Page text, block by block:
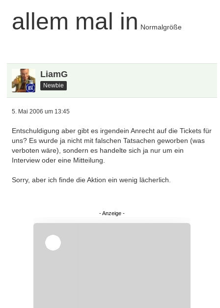
allem mal in Normalgröße
LiamG
Newbie
5. Mai 2006 um 13:45
Entschuldigung aber gibt es irgendein Anrecht auf die Tickets für
uns? Es wurde ja nicht mit falschen Tatsachen geworben (was
verboten wäre), sondern es handelte sich ja nur um ein
Interview oder eine Mitteilung.
Sorry, aber ich finde die Aktion ein wenig lächerlich.